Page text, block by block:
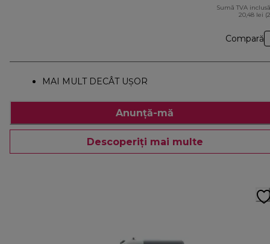
Sumă TVA
20,48 lei
Compară
MAI MULT DECÂT UŞOR
Anunță-mă
Descoperiți mai multe